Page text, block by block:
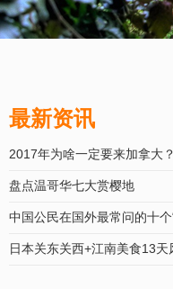
最新资讯
2017年为啥一定要来加拿大
盘点温哥华七大赏樱地
中国公民在国外最常问的十个
日本关东关西+江南美食13天